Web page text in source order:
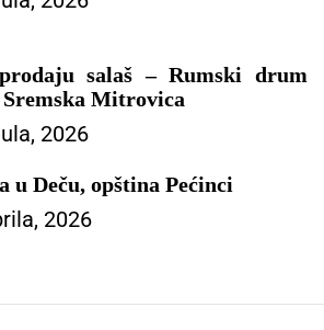
salaš – Rumski drum
Sremska Mitrovica
2026
u Deču, opština Pećinci
2026